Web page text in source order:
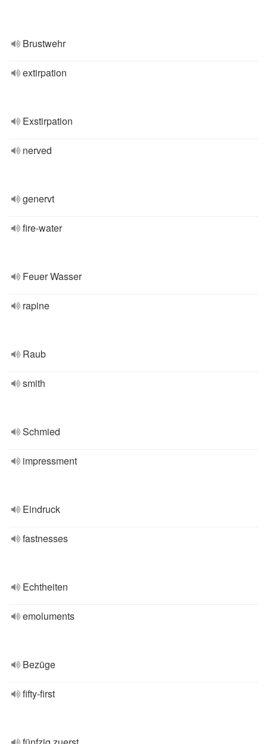
Brustwehr
extirpation
Exstirpation
nerved
genervt
fire-water
Feuer Wasser
rapine
Raub
smith
Schmied
impressment
Eindruck
fastnesses
Echtheiten
emoluments
Bezüge
fifty-first